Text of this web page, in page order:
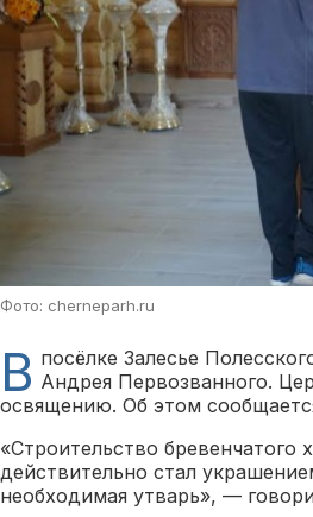
Фото: cherneparh.ru
В посёлке Залесье
Андрея Первозванного.
освящению. Об этом
«Строительство
действительно стал
необходимая утварь», —